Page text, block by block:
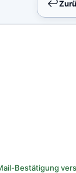
↩︎
Bestätigung